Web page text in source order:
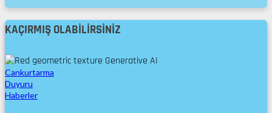
KAÇIRMIŞ OLABILIRSINIZ
Cankurtarma
Duyuru
Haberler